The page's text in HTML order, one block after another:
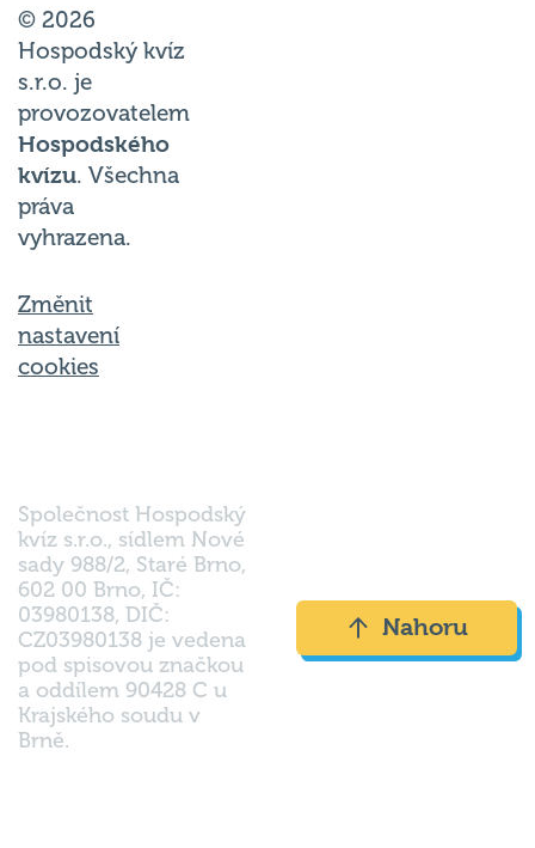
© 2026
Hospodský kvíz
s.r.o. je
provozovatelem
Hospodského
kvízu. Všechna
práva
vyhrazena.
Změnit
nastavení
cookies
Společnost Hospodský
kvíz s.r.o., sídlem Nové
sady 988/2, Staré Brno,
602 00 Brno, IČ:
03980138, DIČ:
CZ03980138 je vedena
pod spisovou značkou
a oddílem 90428 C u
Krajského soudu v
Brně.
Nahoru